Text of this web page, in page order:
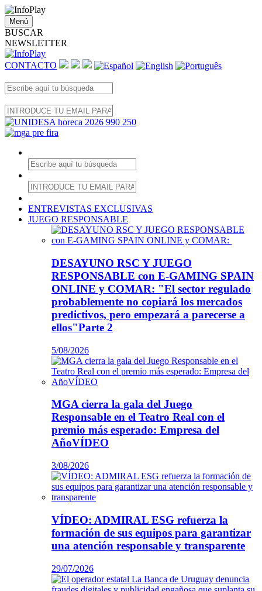
Menú
BUSCAR
NEWSLETTER
CONTACTO
ENTREVISTAS EXCLUSIVAS
JUEGO RESPONSABLE
DESAYUNO RSC Y JUEGO
RESPONSABLE con E-GAMING SPAIN
ONLINE y COMAR: "El sector regulado
probablemente no copiará los mercados
predictivos, pero empezará a parecerse a
ellos"Parte 2
5/08/2026
MGA cierra la gala del Juego
Responsable en el Teatro Real con el
premio más esperado: Empresa del
AñoVÍDEO
3/08/2026
VÍDEO: ADMIRAL ESG refuerza la
formación de sus equipos para garantizar
una atención responsable y transparente
29/07/2026